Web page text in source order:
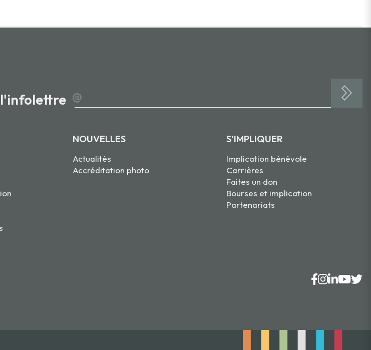
@
NOUVELLES
Actualités
Accréditation photo
S'IMPLIQUER
Implication bénévole
Carrières
Faites un don
Bourses et implication
Partenariats